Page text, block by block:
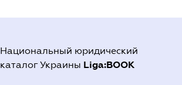
Национальный юридический
каталог Украины Liga:BOOK